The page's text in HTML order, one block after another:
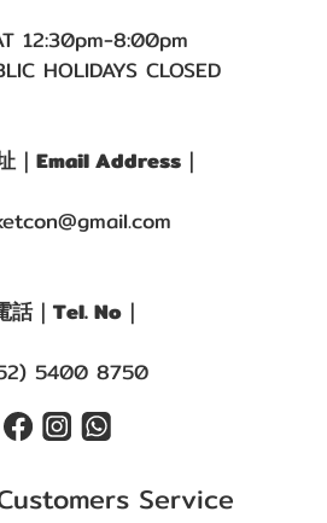
12:30pm-8:00pm
HOLIDAYS CLOSED
｜Email Address｜
話｜Tel. No｜
5400 8750
Service